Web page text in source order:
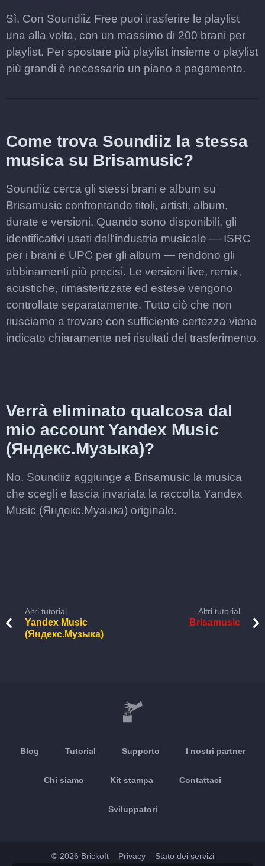
Sì. Con Soundiiz Free puoi trasferire le playlist
una alla volta, con un massimo di 200 brani per
playlist. Per spostare più playlist insieme o playlist
più grandi è necessario un piano a pagamento.
Come trova Soundiiz la stessa
musica su Brisamusic?
Soundiiz cerca gli stessi brani e album su
Brisamusic confrontando titoli, artisti, album,
durate e versioni. Quando sono disponibili, gli
identificativi usati dall'industria musicale — ISRC
per i brani e UPC per gli album — rendono gli
abbinamenti più precisi. Le versioni live, remix,
acustiche, rimasterizzate ed estese vengono
controllate separatamente. Tutto ciò che non
riusciamo a trovare con sufficiente certezza viene
indicato chiaramente nei risultati del trasferimento.
Verrà eliminato qualcosa dal
mio account Yandex Music
(Яндекс.Музыка)?
No. Soundiiz aggiunge a Brisamusic la musica
che scegli e lascia invariata la raccolta Yandex
Music (Яндекс.Музыка) originale.
Altri tutorial
Yandex Music
(Яндекс.Музыка)
Altri tutorial
Brisamusic
Blog Tutorial Supporto I nostri partner
Chi siamo Kit stampa Contattaci
Sviluppatori
© 2026 Brickoft Privacy Stato dei servizi